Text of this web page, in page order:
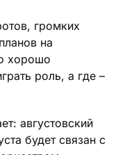
громких
на
хорошо
роль, а где –
августовский
будет связан с